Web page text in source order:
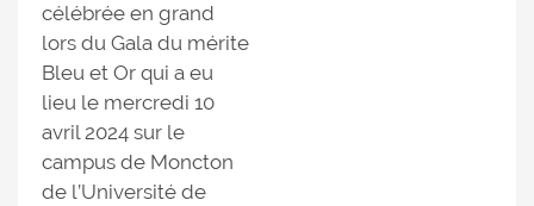
célébrée en grand
lors du Gala du mérite
Bleu et Or qui a eu
lieu le mercredi 10
avril 2024 sur le
campus de Moncton
de l’Université de